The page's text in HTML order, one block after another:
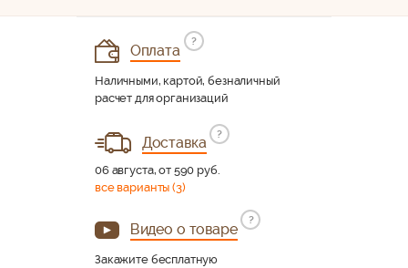
Оплата
?
Наличными, картой, безналичный
расчет для организаций
Доставка
?
06 августа, от 590 руб.
все варианты (3)
Видео о товаре
?
Закажите бесплатную